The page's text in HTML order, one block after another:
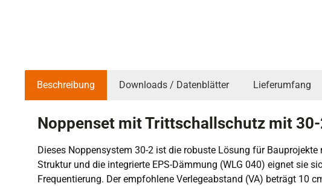
Beschreibung Downloads / Datenblätter Lieferumfang
Noppenset mit Trittschallschutz mit
Dieses Noppensystem 30-2 ist die robuste Lösung für
Struktur und die integrierte EPS-Dämmung (WLG 040) eignet sie
Frequentierung. Der empfohlene Verlegeabstand (VA) beträgt 10